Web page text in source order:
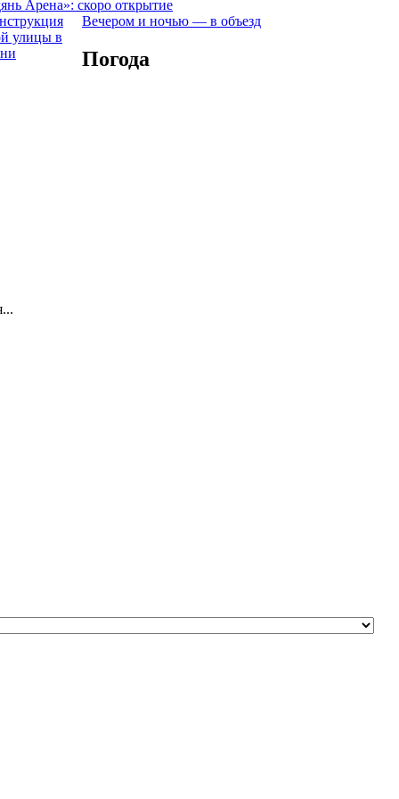
Арена»: скоро открытие
Вечером и ночью — в объезд
Погода